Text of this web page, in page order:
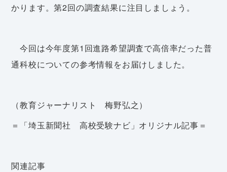
かります。第2回の調査結果に注目しましょう。
今回は今年度第1回進路希望調査で高倍率だった普
通科校についての参考情報をお届けしました。
（教育ジャーナリスト 梅野弘之）
＝「埼玉新聞社 高校受験ナビ」オリジナル記事＝
関連記事